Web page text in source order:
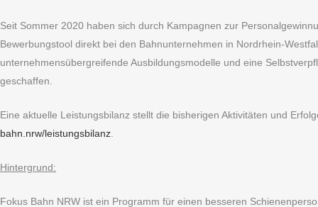
Seit Sommer 2020 haben sich durch Kampagnen zur
Bewerbungstool direkt bei den Bahnunternehmen in Nordrhein-
unternehmensübergreifende Ausbildungsmodelle und eine
geschaffen.
Eine aktuelle Leistungsbilanz stellt die bisherigen Aktivitäten und
bahn.nrw/leistungsbilanz
Hintergrund:
Fokus Bahn NRW ist ein Programm für einen besseren